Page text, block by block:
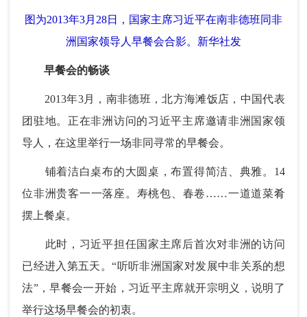
图为2013年3月28日，国家主席习近平在南非德班同非
洲国家领导人早餐会合影。新华社发
早餐会的畅谈
2013年3月，南非德班，北方海滩饭店，中国代表
团驻地。正在非洲访问的习近平主席邀请非洲国家领
导人，在这里举行一场非同寻常的早餐会。
铺着洁白桌布的大圆桌，布置得简洁、典雅。14
位非洲贵客一一落座。寿桃包、春卷……一道道菜肴
摆上餐桌。
此时，习近平担任国家主席后首次对非洲的访问
已经进入第五天。“听听非洲国家对发展中非关系的想
法”，早餐会一开始，习近平主席就开宗明义，说明了
举行这场早餐会的初衷。